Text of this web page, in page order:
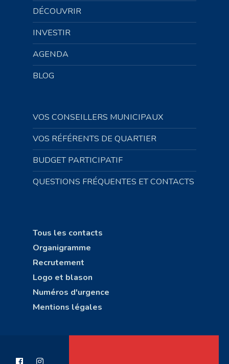
DÉCOUVRIR
INVESTIR
AGENDA
BLOG
VOS CONSEILLERS MUNICIPAUX
VOS RÉFÉRENTS DE QUARTIER
BUDGET PARTICIPATIF
QUESTIONS FRÉQUENTES ET CONTACTS
Tous les contacts
Organigramme
Recrutement
Logo et blason
Numéros d'urgence
Mentions légales